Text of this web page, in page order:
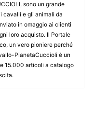
sono un grande
cavalli e gli animali da
in omaggio ai clienti
loro acquisto. Il Portale
un vero pioniere perché
PianetaCuccioli è un
15.000 articoli a catalogo